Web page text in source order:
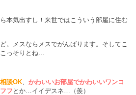
本気出すし！来世ではこういう部屋に住む
。メスならメスでがんばります。そしてこ
っそりとね…
談OK
かわいいお部屋でかわいいワンコ
フ とか…イイデスネ…（羨）